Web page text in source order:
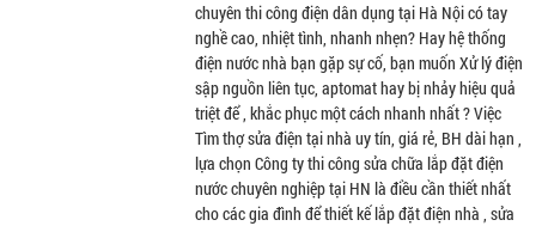
chuyên thi công điện dân dụng tại Hà Nội có tay
nghề cao, nhiệt tình, nhanh nhẹn? Hay hệ thống
điện nước nhà bạn gặp sự cố, bạn muốn Xử lý điện
sập nguồn liên tục, aptomat hay bị nhảy hiệu quả
triệt để , khắc phục một cách nhanh nhất ? Việc
Tìm thợ sửa điện tại nhà uy tín, giá rẻ, BH dài hạn ,
lựa chọn Công ty thi công sửa chữa lắp đặt điện
nước chuyên nghiệp tại HN là điều cần thiết nhất
cho các gia đình để thiết kế lắp đặt điện nhà , sửa